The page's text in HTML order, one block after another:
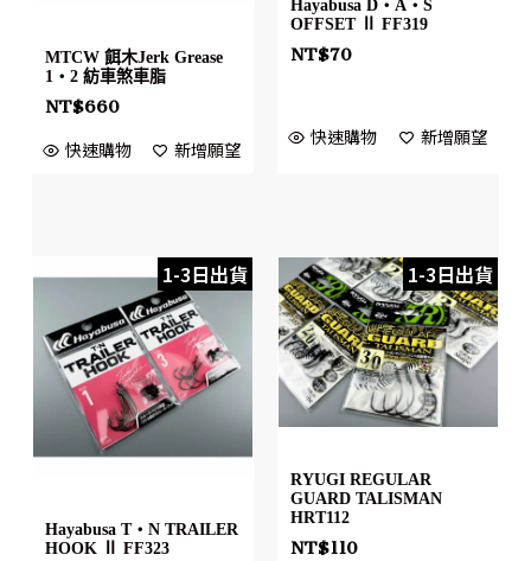
MTCW 餌木Jerk Grease
1・2 紡車煞車脂
NT$660
快速購物 新增願望
Hayabusa D・A・S
OFFSET Ⅱ FF319
NT$70
快速購物 新增願望
1-3日出貨
Hayabusa T・N TRAILER
HOOK Ⅱ FF323
1-3日出貨
RYUGI REGULAR
GUARD TALISMAN
HRT112
NT$110